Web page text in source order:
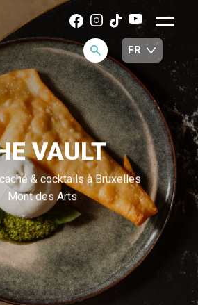
VAULT
& cocktails à Bruxelles
Mont des Arts